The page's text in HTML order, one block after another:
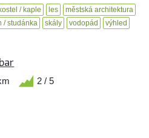
kostel / kaple les
městská architektura
/ studánka skály vodopád
výhled
2 / 5